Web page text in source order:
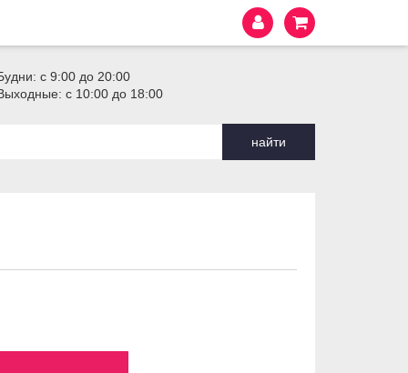
с 9:00 до 20:00
с 10:00 до 18:00
найти